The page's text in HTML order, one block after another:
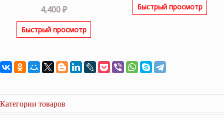
4,400₽
Быстрый просмотр
Быстрый просмотр
Категории товаров